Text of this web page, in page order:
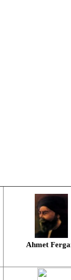
Ahmet